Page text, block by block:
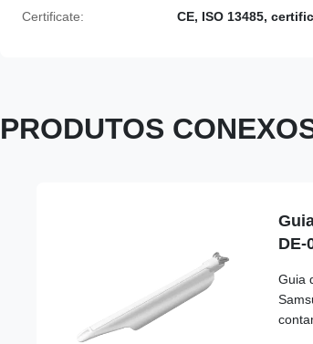
Certificate: CE, ISO 13485,
PRODUTOS
DE-
Guia